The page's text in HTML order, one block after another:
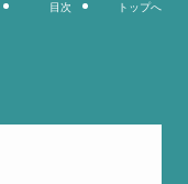
目次 トップへ